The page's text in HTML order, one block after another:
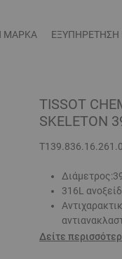
ΜΑΡΚΑ ΕΞΥΠΗΡΕΤΗΣΗ
TISSOT
SKELETON
316L
Δείτε